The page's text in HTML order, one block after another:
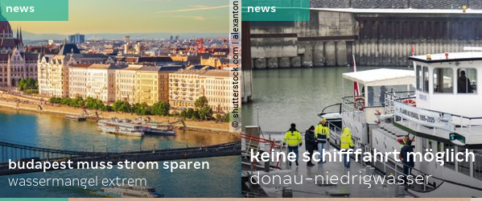
© shutterstock.com | alexanton
budapest muss strom sparen
wassermangel extrem
keine schifffahrt möglich
donau-niedrigwasser